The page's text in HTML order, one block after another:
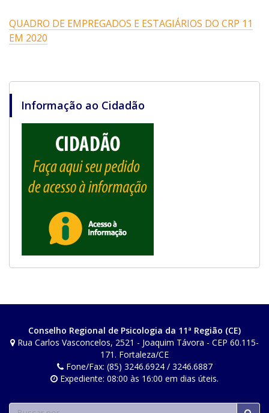
QUADRO DE EMPREGADOS E ESTAGIÁRIOS DO CRP 11
EM 2020
Informação ao Cidadão
Conselho Regional de Psicologia da 11ª Região (CE)
Rua Carlos Vasconcelos, 2521 - Joaquim Távora - CEP 60.115-
171. Fortaleza/CE
Fone/Fax: (85) 3246.6924 / 3246.6887
Expediente: 08:00 às 16:00 em dias úteis.
Buscar